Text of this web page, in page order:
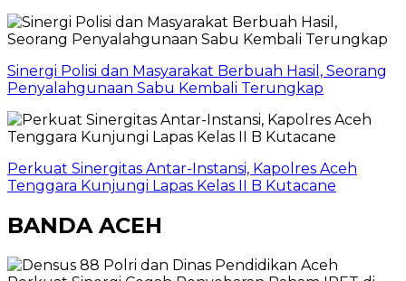
Sinergi Polisi dan Masyarakat Berbuah Hasil, Seorang
Penyalahgunaan Sabu Kembali Terungkap
Perkuat Sinergitas Antar-Instansi, Kapolres Aceh
Tenggara Kunjungi Lapas Kelas II B Kutacane
BANDA ACEH